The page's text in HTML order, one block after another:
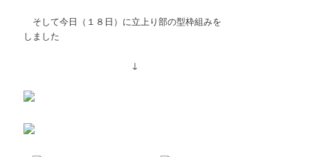
そして今日（１８日）に立上り部の型枠組みを
しました
↓